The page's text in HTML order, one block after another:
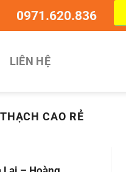
0971.620.836
LIÊN HỆ
CAO RẺ